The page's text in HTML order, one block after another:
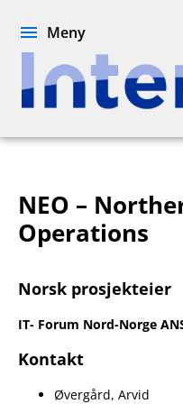
Meny
NEO –
Operations
Norsk prosjekteier
IT- Forum Nord-Norge
Kontakt
Øvergård, Arvid